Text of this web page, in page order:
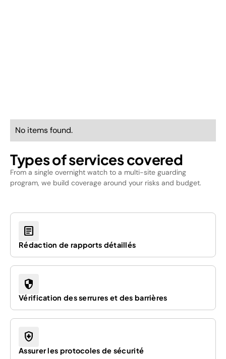
No items found.
Types of services covered
From a single overnight watch to a multi-site guarding
program, we build coverage around your risks and budget.
article
Rédaction de rapports détaillés
security
Vérification des serrures et des barrières
health_and_safety
Assurer les protocoles de sécurité